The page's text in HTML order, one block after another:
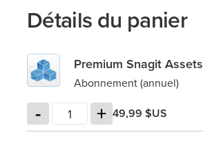
Détails du panier
Premium Snagit Assets
Abonnement (annuel)
- + 49,99 $US